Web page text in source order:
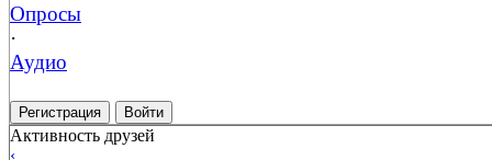
Опросы
·
Аудио
Регистрация Войти
Активность друзей
‹